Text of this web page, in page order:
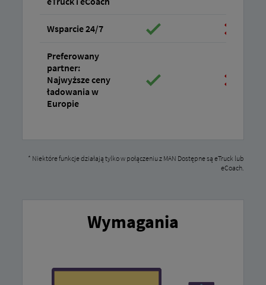
Wsparcie 24/7
Preferowany
partner:
Najwyższe ceny
ładowania w
Europie
* Niektóre funkcje działają tylko w połączeniu z MAN Dostępne są eTruck lub
eCoach.
Wymagania